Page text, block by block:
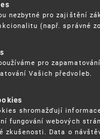
jinak (aneb
tržištích
porušování IPR
nezbytné pro zajištění
(např. správné
pro
Vašich předvoleb.
shromažďují
fungování webových
zkušenosti. Data o